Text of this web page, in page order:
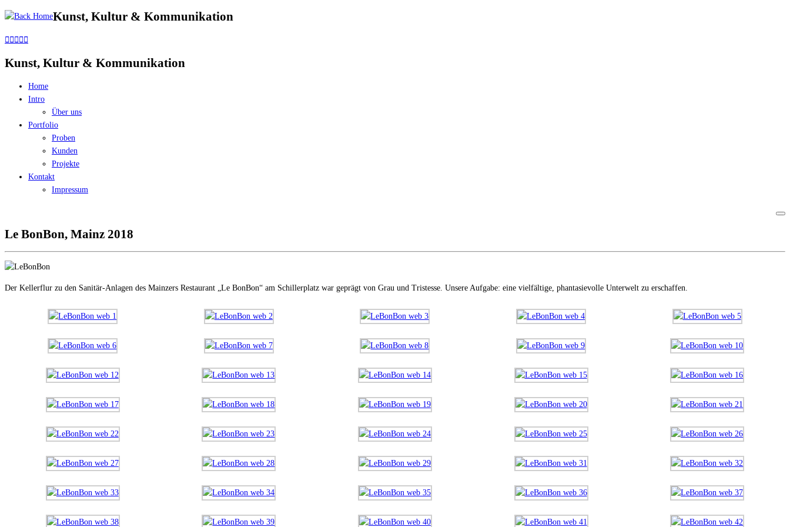
Skip
content
Kunst, Kultur & Kommunikation
Kunst, Kultur & Kommunikation
Home
Intro
Über uns
Portfolio
Proben
Kunden
Projekte
Kontakt
Impressum
Le BonBon, Mainz 2018
Der Kellerflur zu den Sanitär-Anlagen des Mainzers Restaurant „Le BonBon“ am Schillerplatz war geprägt von Grau und Tristesse. Unsere Aufgabe: eine vielfältige, phantasievolle Unterwelt zu erschaffen.